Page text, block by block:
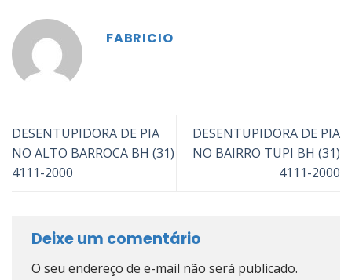
FABRICIO
DESENTUPIDORA DE PIA
NO ALTO BARROCA BH (31)
4111-2000
DESENTUPIDORA DE PIA
NO BAIRRO TUPI BH (31)
4111-2000
Deixe um comentário
O seu endereço de e-mail não será publicado.